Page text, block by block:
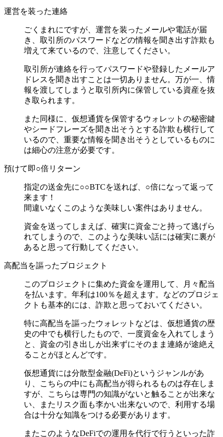
運営を装った連絡
ごくまれにですが、運営を装ったメールや電話が届
き、取引所のパスワードなどの情報を聞き出す詐欺も
増えて来ているので、注意してください。
取引所が連絡を行ってパスワードや登録したメールア
ドレスを聞き出すことは一切ありません。万が一、情
報を渡してしまうと取引所内に保管している資産を抜
き取られます。
また同様に、仮想通貨を保管するウォレットの秘密鍵
やシードフレーズを聞き出そうとする詐欺も横行して
いるので、重要な情報を聞き出そうとしているものに
は細心の注意が必要です。
預けて即○倍リターン
指定の送金先に○○BTCを送れば、○倍になって返って
来ます！
間違いなくこのような美味しい案件はありません。
資金を送ってしまえば、確実に資金ごと持って逃げら
れてしまうので、このような美味い話には確実に裏が
あると思って行動してください。
高配当を謳ったプロジェクト
このプロジェクトに集めた資金を運用して、月々配当
を払います。年利は100％を超えます。などのプロジェ
クトも基本的には、詐欺と思っておいてください。
特に高配当を謳ったウォレットなどは、仮想通貨の歴
史の中でも横行したもので、一度資金を入れてしまう
と、資金の引き出しが出来ずにそのまま連絡が途絶え
ることがほとんどです。
仮想通貨には分散型金融(DeFi)というジャンルがあ
り、こちらの中にも高配当が得られるものは存在しま
すが、こちらは専門の知識がないと触ることが出来な
い、またリスク面も李かい出来ないので、利用する場
合は十分な知識をつける必要があります。
またこのようなDeFiでの運用を代行で行うといった詐